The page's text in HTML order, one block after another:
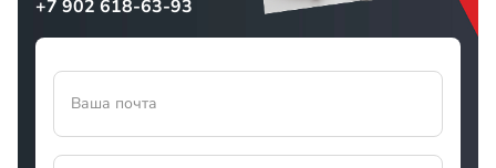
+7 902 618-63-93
Ваша почта